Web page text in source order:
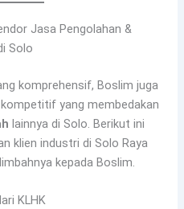
Jasa Pengolahan &
Solo
komprehensif, Boslim juga
yang membedakan
lainnya di Solo. Berikut ini
klien industri di Solo Raya
kepada Boslim.
KLHK